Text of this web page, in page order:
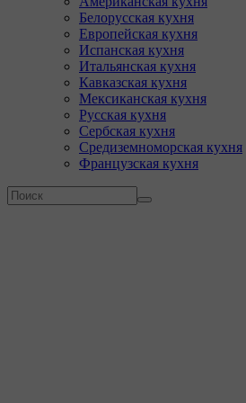
Белорусская кухня
Европейская кухня
Испанская кухня
Итальянская кухня
Кавказская кухня
Мексиканская кухня
Русская кухня
Сербская кухня
Средиземноморская кухня
Французская кухня